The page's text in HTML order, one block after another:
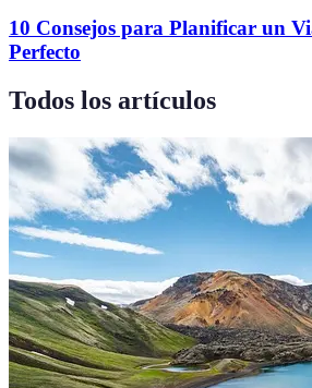
10 Consejos para Planificar un
Perfecto
Todos los artículos